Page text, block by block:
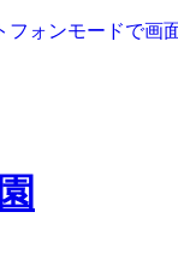
フォンモードで画